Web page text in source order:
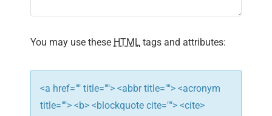
t
i
o
n
You may use these HTML tags and attributes:
<a href="" title=""> <abbr title=""> <acronym
title=""> <b> <blockquote cite=""> <cite>